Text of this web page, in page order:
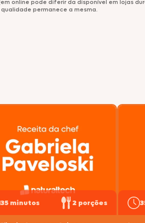
Legumes
Margarinas
Kibe e Almôndegas
online pode diferir da disponível em lojas
permanece a mesma.
35 minutos 2 porções